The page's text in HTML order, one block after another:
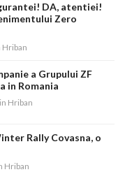
DA, atentiei!
Zero
a Grupului ZF
in Romania
Hriban
Rally Covasna, o
Hriban